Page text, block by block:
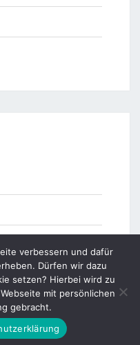
|Theme:
verbessern und dafür
Dürfen wir dazu
setzen? Hierbei wird zu
mit persönlichen
gebracht.